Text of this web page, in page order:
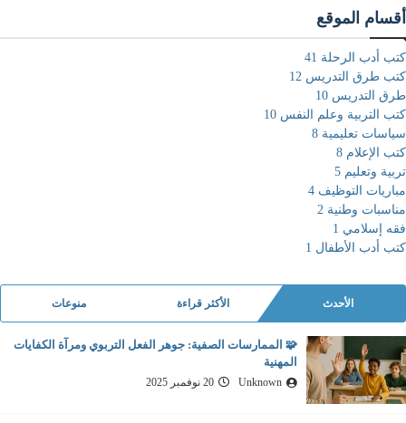
أقسام الموقع
كتب أدب الرحلة 41
كتب طرق التدريس 12
طرق التدريس 10
كتب التربية وعلم النفس 10
سياسات تعليمية 8
كتب الإعلام 8
تربية وتعليم 5
مباريات التوظيف 4
مناسبات وطنية 2
فقه إسلامي 1
كتب أدب الأطفال 1
الأحدث الأكثر قراءة منوعات
🧩 الممارسات الصفية: جوهر الفعل التربوي ومرآة الكفايات
المهنية
Unknown 20 نوفمبر 2025